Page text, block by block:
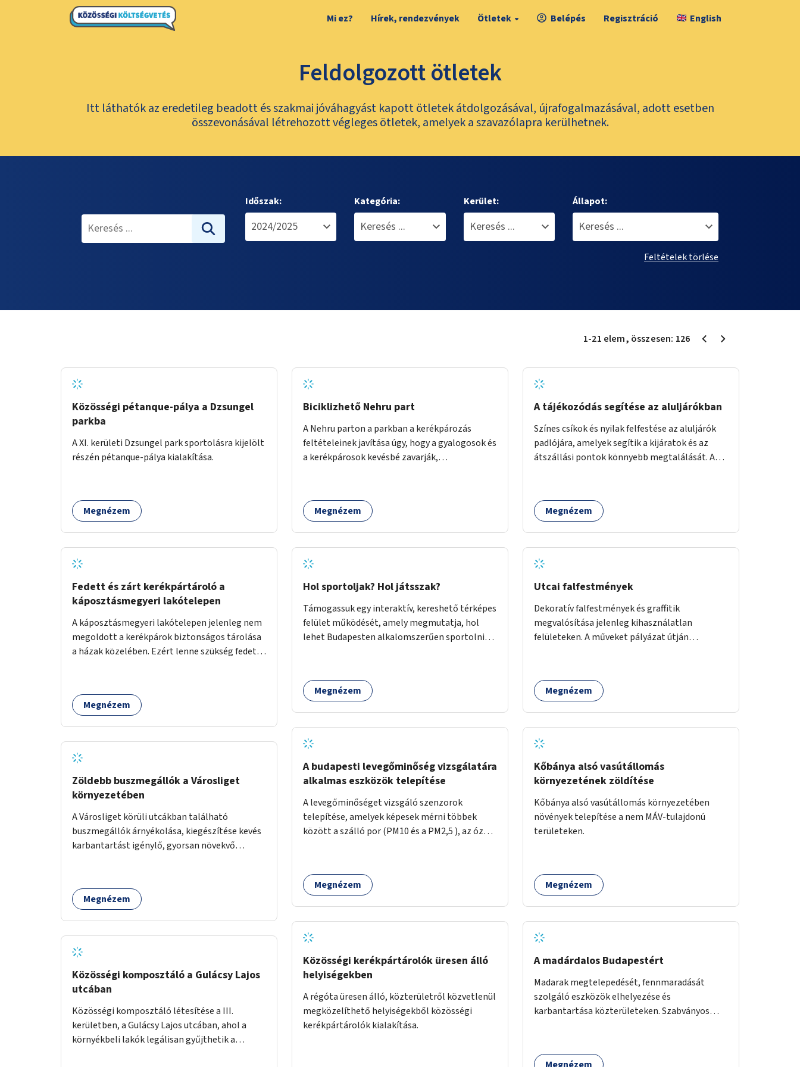
Mi ez? Hírek, rendezvények Ötletek Belépés Regisztráció English
Feldolgozott ötletek
Itt láthatók az eredetileg beadott és szakmai jóváhagyást kapott ötletek átdolgozásával, újrafogalmazásával, adott esetben
összevonásával létrehozott végleges ötletek, amelyek a szavazólapra kerülhetnek.
Időszak: Kategória: Kerület: Állapot:
Feltételek törlése
1-21 elem, összesen: 126
Közösségi pétanque-pálya a Dzsungel
parkba
A XI. kerületi Dzsungel park sportolásra kijelölt
részén pétanque-pálya kialakítása.
Megnézem
Fedett és zárt kerékpártároló a
káposztásmegyeri lakótelepen
A káposztásmegyeri lakótelepen jelenleg nem
megoldott a kerékpárok biztonságos tárolása
a házak közelében. Ezért lenne szükség fedett,
időjárás viszontagságaival szemben.
Megnézem
Zöldebb buszmegállók a Városliget
környezetében
A Városliget körüli utcákban található
buszmegállók árnyékolása, kiegészítése kevés
karbantartást igénylő, gyorsan növekvő
Megnézem
Közösségi komposztáló a Gulácsy Lajos
utcában
Közösségi komposztáló létesítése a III.
kerületben, a Gulácsy Lajos utcában, ahol a
környékbeli lakók legálisan gyűjthetik a
Biciklizhető Nehru part
A Nehru parton a parkban a kerékpározás
feltételeinek javítása úgy, hogy a gyalogosok és
a kerékpárosok kevésbé zavarják,
Megnézem
Hol sportoljak? Hol játsszak?
Támogassuk egy interaktív, kereshető térképes
felület működését, amely megmutatja, hol
lehet Budapesten alkalomszerűen sportolni
könnyen megtudhatja, hol tud a környékén
jógázni, bridzsezni, biliárdozni vagy
könnyen elérhetővé tegye a város közösségi
sport- és játéklehetőségeit bárki számára, egy
már meglévő, fejlesztett megoldás
fenntartásán keresztül.
Megnézem
A budapesti levegőminőség vizsgálatára
alkalmas eszközök telepítése
A levegőminőséget vizsgáló szenzorok
telepítése, amelyek képesek mérni többek
között a szálló por (PM10 és a PM2,5 ), az ózon
például a szélsebességet, a szélirányt, a
hőmérsékletet vagy a relatív páratartalmat. A
elérhetők, térképes megjelenítéssel és időbeli
bontásban.
Megnézem
Közösségi kerékpártárolók üresen álló
helyiségekben
A régóta üresen álló, közterületről közvetlenül
megközelíthető helyiségekből közösségi
kerékpártárolók kialakítása.
A tájékozódás segítése az aluljárókban
Színes csíkok és nyilak felfestése az aluljárók
padlójára, amelyek segítik a kijáratok és az
átszállási pontok könnyebb megtalálását. A
turisták számára, nemzetközi jó gyakorlatok
alapján.
Megnézem
Utcai falfestmények
Dekoratív falfestmények és graffitik
megvalósítása jelenleg kihasználatlan
felületeken. A műveket pályázat útján
Megnézem
Kőbánya alsó vasútállomás
környezetének zöldítése
Kőbánya alsó vasútállomás környezetében
növények telepítése a nem MÁV-tulajdonú
területeken.
Megnézem
A madárdalos Budapestért
Madarak megtelepedését, fennmaradását
szolgáló eszközök elhelyezése és
karbantartása közterületeken. Szabványos